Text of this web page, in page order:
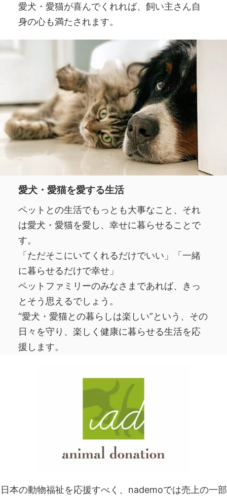
愛犬・愛猫が喜んでくれれば、飼い主さん自
身の心も満たされます。
愛犬・愛猫を愛する生活
ペットとの生活でもっとも大事なこと、それ
は愛犬・愛猫を愛し、幸せに暮らせることで
す。
「ただそこにいてくれるだけでいい」「一緒
に暮らせるだけで幸せ」
ペットファミリーのみなさまであれば、きっ
とそう思えるでしょう。
“愛犬・愛猫との暮らしは楽しい”という、その
日々を守り、楽しく健康に暮らせる生活を応
援します。
日本の動物福祉を応援すべく、nademoでは売上の一部